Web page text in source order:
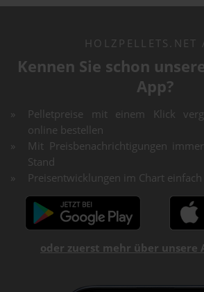
HOLZPELLETS.NET
Kennen Sie schon
App?
Pelletpreise mit einem Klick
online bestellen
Mit Preisbenachrichtigungen
Stand
Preisentwicklungen im Chart
oder zuerst mehr über unsere